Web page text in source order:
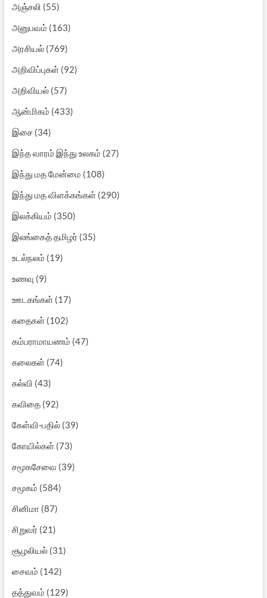
அஞ்சலி (55)
அனுபவம் (163)
அரசியல்(769)
அறிவிப்புகள்(92)
அறிவியல்(57)
ஆன்மிகம் (433)
இசை(34)
இந்த வாரம் இந்து உலகம் (27)
இந்து மத மேன்மை (108)
இந்து மத விளக்கங்கள்(290)
இலக்கியம் (350)
இலங்கைத் தமிழர் (35)
உடல்நலம் (19)
உணவு (9)
ஊடகங்கள்(17)
கதைகள்(102)
கம்பராமாயணம் (47)
கலைகள்(74)
கல்வி (43)
கவிதை(92)
கேள்வி-பதில்(39)
கோயில்கள்(73)
சமூகசேவை (39)
சமூகம் (584)
சினிமா (87)
சிறுவர் (21)
சூழலியல்(31)
சைவம் (142)
தத்துவம் (129)